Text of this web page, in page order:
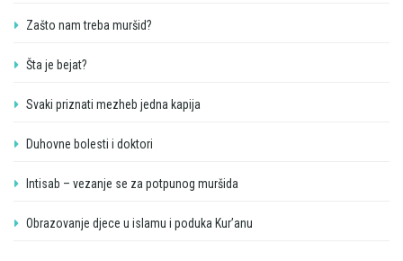
Zašto nam treba muršid?
Šta je bejat?
Svaki priznati mezheb jedna kapija
Duhovne bolesti i doktori
Intisab – vezanje se za potpunog muršida
Obrazovanje djece u islamu i poduka Kur’anu